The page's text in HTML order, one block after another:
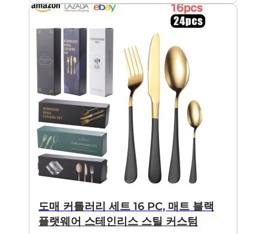
도매 커틀러리 세트 16 PC, 매트 블랙
플랫웨어 스테인리스 스틸 커스텀